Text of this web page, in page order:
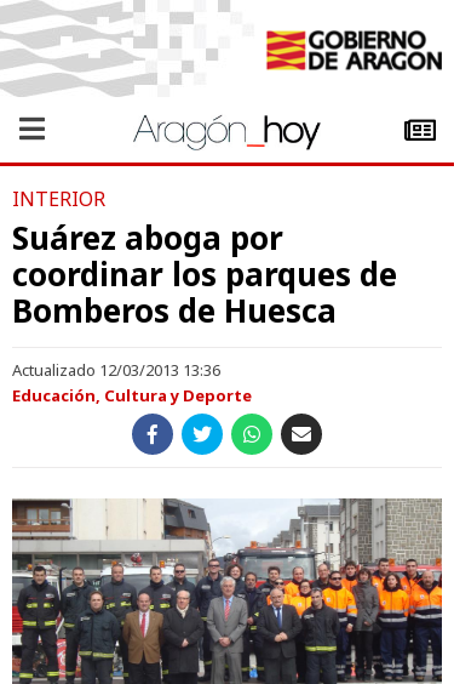
INTERIOR
Suárez aboga por
coordinar los parques de
Bomberos de Huesca
Actualizado 12/03/2013 13:36
Educación, Cultura y Deporte